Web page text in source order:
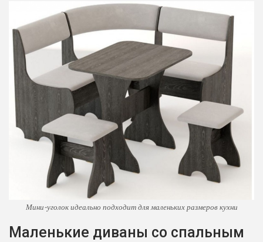
Мини-уголок идеально подходит для маленьких размеров кухни
Маленькие диваны со спальным